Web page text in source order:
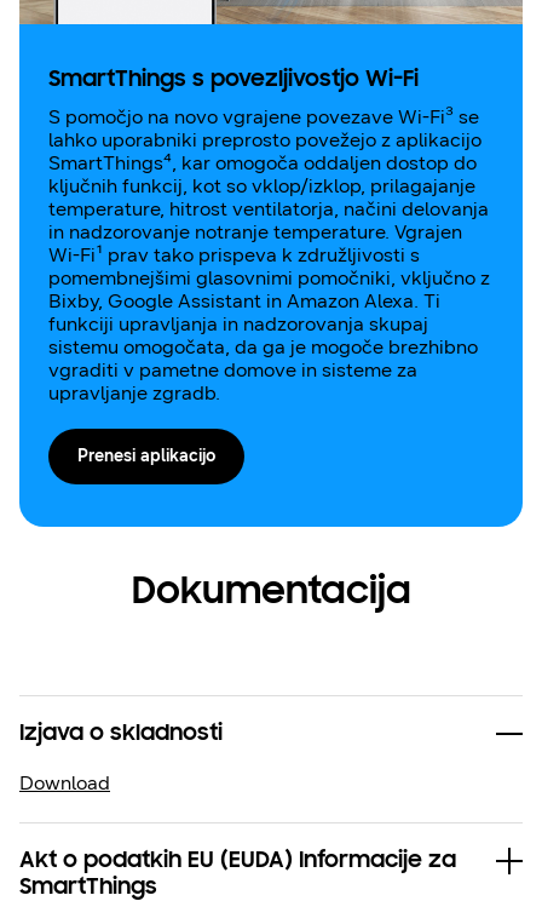
SmartThings s povezljivostjo Wi-Fi
S pomočjo na novo vgrajene povezave Wi-Fi³ se
lahko uporabniki preprosto povežejo z aplikacijo
SmartThings⁴, kar omogoča oddaljen dostop do
ključnih funkcij, kot so vklop/izklop, prilagajanje
temperature, hitrost ventilatorja, načini delovanja
in nadzorovanje notranje temperature. Vgrajen
Wi-Fi¹ prav tako prispeva k združljivosti s
pomembnejšimi glasovnimi pomočniki, vključno z
Bixby, Google Assistant in Amazon Alexa. Ti
funkciji upravljanja in nadzorovanja skupaj
sistemu omogočata, da ga je mogoče brezhibno
vgraditi v pametne domove in sisteme za
upravljanje zgradb.
Prenesi aplikacijo
Dokumentacija
Izjava o skladnosti
Download
Akt o podatkih EU (EUDA) Informacije za
SmartThings